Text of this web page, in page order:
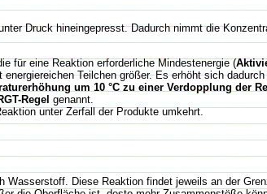
Druck hineingepresst. Dadurch nimmt die
für eine Reaktion erforderliche Mindestenergie (
Teilchen größer. Es erhöht sich
um 10 °C zu einer Verdopplung der
Regel genannt.
unter Zerfall der Produkte umkehrt.
Diese Reaktion findet jeweils an der